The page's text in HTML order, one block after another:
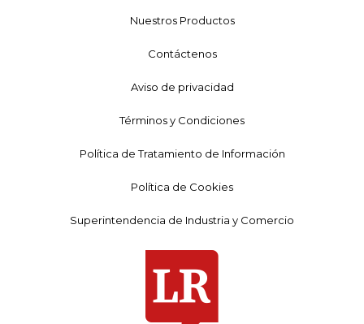
Nuestros Productos
Contáctenos
Aviso de privacidad
Términos y Condiciones
Política de Tratamiento de Información
Política de Cookies
Superintendencia de Industria y Comercio